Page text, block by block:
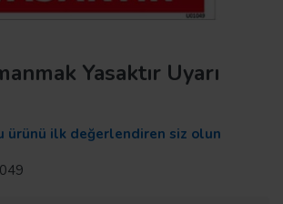
Yasaktır Uyarı
ürünü ilk değerlendiren siz olun